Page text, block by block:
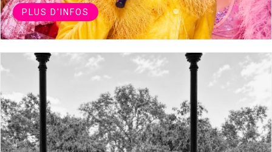
PLUS D'INFOS